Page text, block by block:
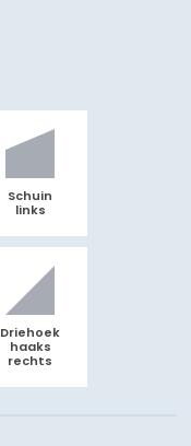
Schuin
links
Driehoek
haaks
rechts